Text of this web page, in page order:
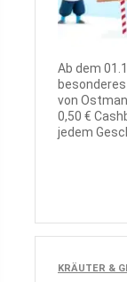
Ab dem
von
0,50 €
jedem
KRÄUTER &